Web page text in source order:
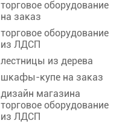
торговое оборудование
на заказ
торговое оборудование
из ЛДСП
лестницы из дерева
шкафы-купе на заказ
дизайн магазина
торговое оборудование
из ЛДСП